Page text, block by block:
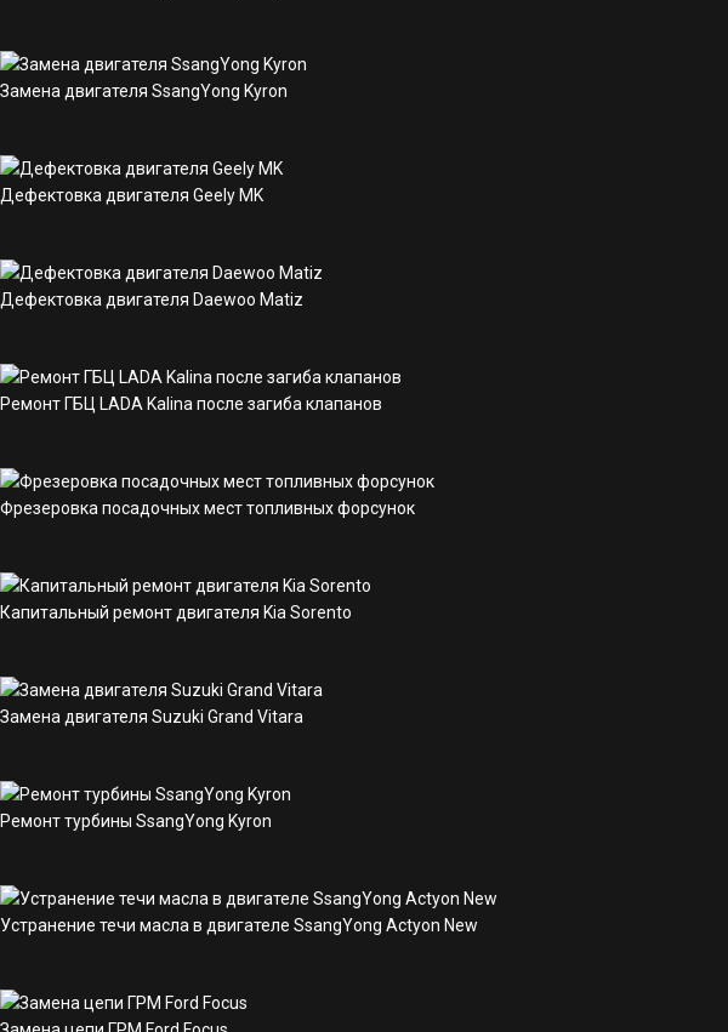
Замена двигателя SsangYong Kyron
Дефектовка двигателя Geely MK
Дефектовка двигателя Daewoo Matiz
Ремонт ГБЦ LADA Kalina после загиба клапанов
Фрезеровка посадочных мест топливных форсунок
Капитальный ремонт двигателя Kia Sorento
Замена двигателя Suzuki Grand Vitara
Ремонт турбины SsangYong Kyron
Устранение течи масла в двигателе SsangYong Actyon New